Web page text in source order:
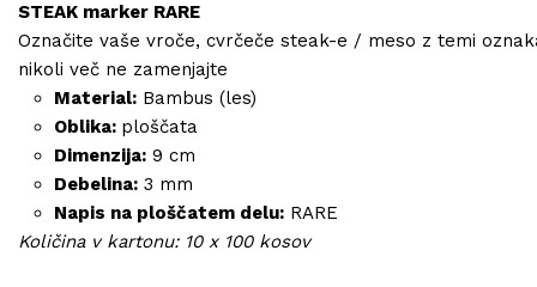
STEAK marker RARE
Označite vaše vroče, cvrčeče steak-e / meso z temi
nikoli več ne zamenjajte
Material: Bambus (les)
Oblika: ploščata
Dimenzija: 9 cm
Debelina: 3 mm
Napis na ploščatem delu: RARE
Količina v kartonu: 10 x 100 kosov